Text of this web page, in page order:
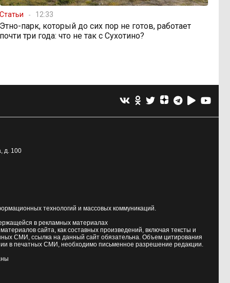
Статьи 12:33
Этно-парк, который до сих пор не готов, работает
почти три года: что не так с Сухотино?
д. 100
технологий и массовых коммуникаций.
в рекламных материалах
сайта, как составных произведений, включая тексты и
СМИ, ссылка на данный сайт обязательна. Объем цитирования
в печатных СМИ, необходимо письменное разрешение редакции.